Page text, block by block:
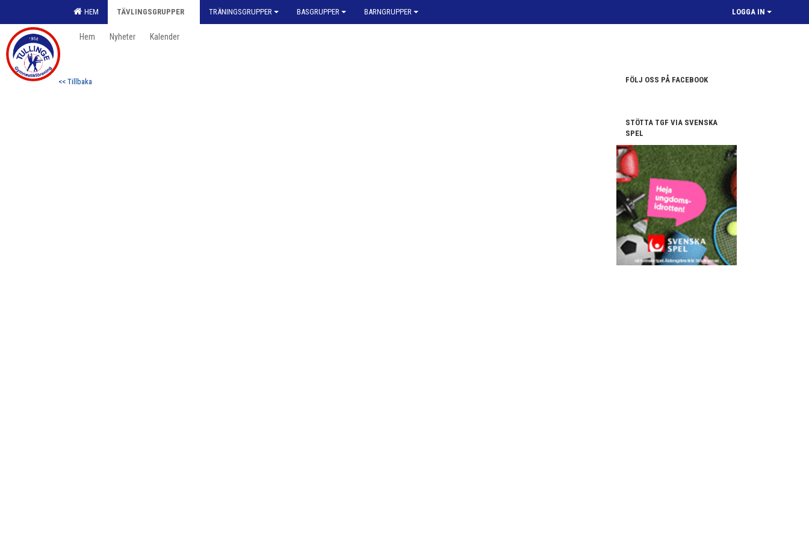
HEM TÄVLINGSGRUPPER TRÄNINGSGRUPPER BASGRUPPER BARNGRUPPER LOGGA IN
Hem Nyheter Kalender
<< Tillbaka FÖLJ OSS PÅ FACEBOOK
STÖTTA TGF VIA SVENSKA
SPEL